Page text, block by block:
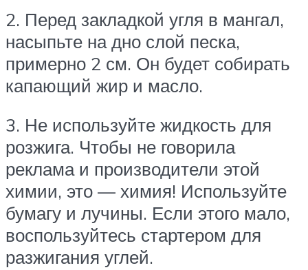
2. Перед закладкой угля в мангал,
насыпьте на дно слой песка,
примерно 2 см. Он будет собирать
капающий жир и масло.
3. Не используйте жидкость для
розжига. Чтобы не говорила
реклама и производители этой
химии, это — химия! Используйте
бумагу и лучины. Если этого мало,
воспользуйтесь стартером для
разжигания углей.